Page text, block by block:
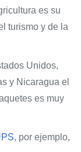
es su
turismo y de la
Unidos,
y Nicaragua el
es muy
, por ejemplo,